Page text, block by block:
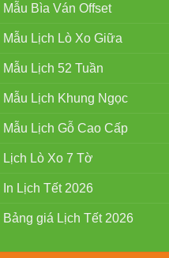
Bìa Ván Offset
Lịch Lò Xo Giữa
Lịch 52 Tuần
Lịch Khung Ngọc
Lịch Gỗ Cao Cấp
Lò Xo 7 Tờ
Lịch Tết 2026
giá Lịch Tết 2026